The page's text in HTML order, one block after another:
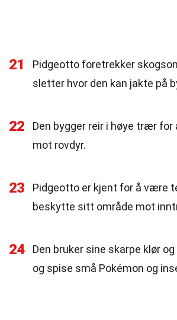
21
Pidgeotto foretrekker
sletter hvor den kan jakte på
22
Den bygger reir i høye trær
mot rovdyr.
23
Pidgeotto er kjent for å være
beskytte sitt område mot
24
Den bruker sine skarpe klør
og spise små Pokémon og